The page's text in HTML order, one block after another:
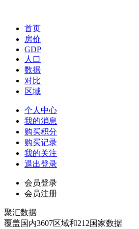
首页
房价
GDP
人口
数据
对比
区域
个人中心
我的消息
购买积分
购买记录
我的关注
退出登录
会员登录
会员注册
聚汇数据
覆盖国内3607区域和212国家数据